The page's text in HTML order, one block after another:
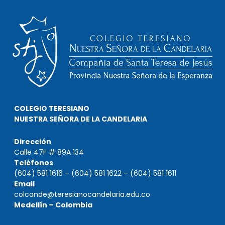
COLEGIO TERESIANO
NUESTRA SEÑORA DE LA CANDELARIA
Dirección
Calle 47F # 89A 134
Teléfonos
(604) 581 1616 – (604) 581 1622 – (604) 581 1611
Email
colcande@teresianocandelaria.edu.co
Medellín – Colombia